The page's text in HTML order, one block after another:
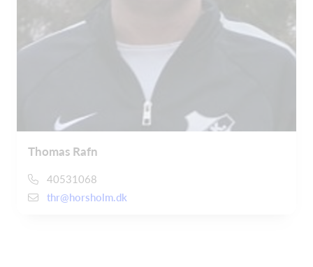
Thomas Rafn
40531068
thr@horsholm.dk